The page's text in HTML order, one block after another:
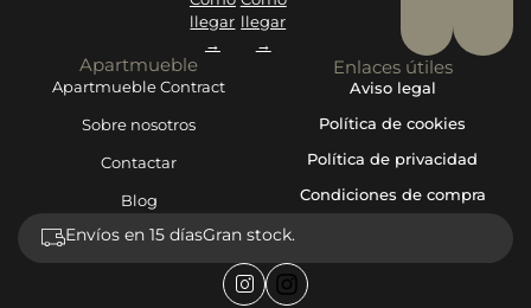
llegar
→
llegar
→
Apartmueble
Apartmueble Contract
Sobre nosotros
Contactar
Blog
Enlaces útiles
Aviso legal
Política de cookies
Política de privacidad
Condiciones de compra
Envíos en 15 díasGran stock.